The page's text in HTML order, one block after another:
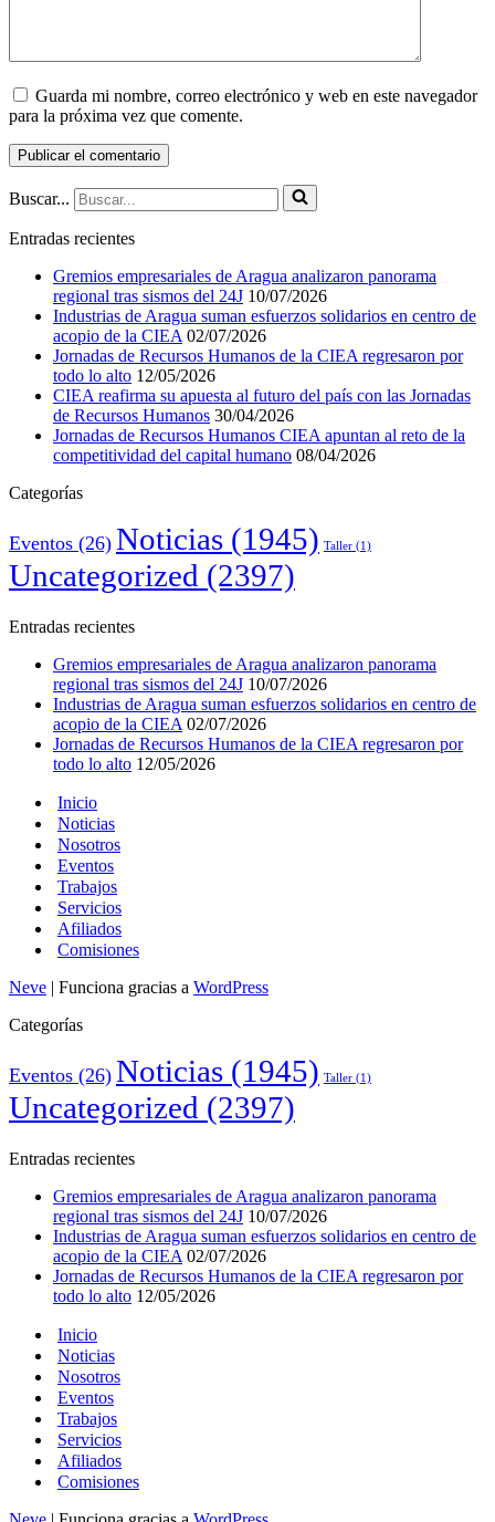
Guarda mi nombre, correo electrónico y web en este navegador
para la próxima vez que comente.
Buscar...
Entradas recientes
Gremios empresariales de Aragua analizaron panorama
regional tras sismos del 24J 10/07/2026
Industrias de Aragua suman esfuerzos solidarios en centro de
acopio de la CIEA 02/07/2026
Jornadas de Recursos Humanos de la CIEA regresaron por
todo lo alto 12/05/2026
CIEA reafirma su apuesta al futuro del país con las Jornadas
de Recursos Humanos 30/04/2026
Jornadas de Recursos Humanos CIEA apuntan al reto de la
competitividad del capital humano 08/04/2026
Categorías
Eventos (26) Noticias (1945) Taller (1)
Uncategorized (2397)
Entradas recientes
Gremios empresariales de Aragua analizaron panorama
regional tras sismos del 24J 10/07/2026
Industrias de Aragua suman esfuerzos solidarios en centro de
acopio de la CIEA 02/07/2026
Jornadas de Recursos Humanos de la CIEA regresaron por
todo lo alto 12/05/2026
Inicio
Noticias
Nosotros
Eventos
Trabajos
Servicios
Afiliados
Comisiones
Neve | Funciona gracias a WordPress
Categorías
Eventos (26) Noticias (1945) Taller (1)
Uncategorized (2397)
Entradas recientes
Gremios empresariales de Aragua analizaron panorama
regional tras sismos del 24J 10/07/2026
Industrias de Aragua suman esfuerzos solidarios en centro de
acopio de la CIEA 02/07/2026
Jornadas de Recursos Humanos de la CIEA regresaron por
todo lo alto 12/05/2026
Inicio
Noticias
Nosotros
Eventos
Trabajos
Servicios
Afiliados
Comisiones